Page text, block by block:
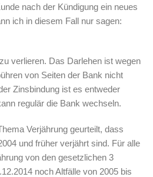
nach der Kündigung ein neues
ich in diesem Fall nur sagen:
verlieren. Das Darlehen ist wegen
von Seiten der Bank nicht
Zinsbindung ist es entweder
regulär die Bank wechseln.
Verjährung geurteilt, dass
und früher verjährt sind. Für alle
von den gesetzlichen 3
noch Altfälle von 2005 bis